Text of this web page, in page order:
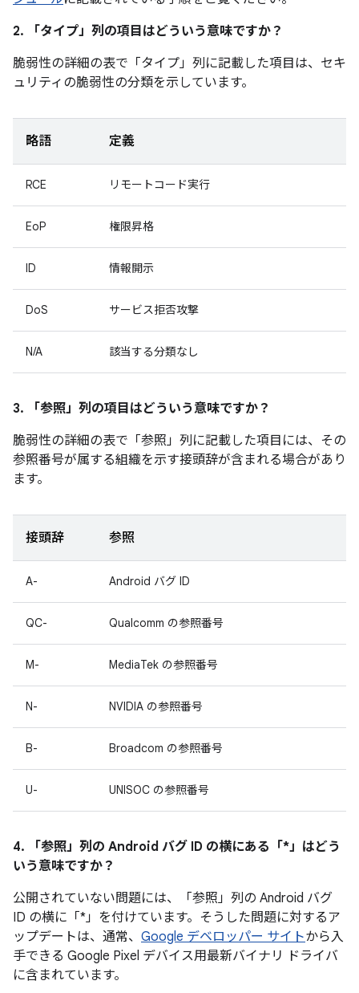
2. 「タイプ」 列の項目はどういう意味ですか？
脆弱性の詳細の表で「タイプ」 列に記載した項目は、セキ
ュリティの脆弱性の分類を示しています。
略語 定義
RCE リモートコード実行
EoP 権限昇格
ID 情報開示
DoS サービス拒否攻撃
N/A 該当する分類なし
3. 「参照」 列の項目はどういう意味ですか？
脆弱性の詳細の表で「参照」 列に記載した項目には、その
参照番号が属する組織を示す接頭辞が含まれる場合があり
ます。
接頭辞 参照
A- Android バグ ID
QC- Qualcomm の参照番号
M- MediaTek の参照番号
N- NVIDIA の参照番号
B- Broadcom の参照番号
U- UNISOC の参照番号
4. 「参照」 列の Android バグ ID の横にある「*」はどう
いう意味ですか？
公開されていない問題には、「参照」 列の Android バグ
ID の横に「*」を付けています。そうした問題に対するア
ップデートは、通常、 Google デベロッパー サイトから入
手できる Google Pixel デバイス用最新バイナリ ドライバ
に含まれています。